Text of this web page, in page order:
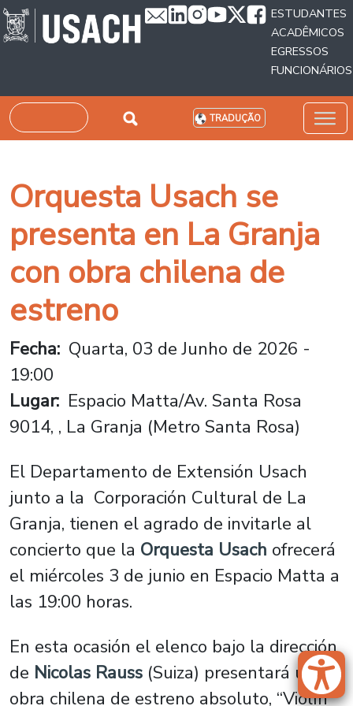
Passar para o conteúdo principal
ESTUDANTES
ACADÊMICOS
EGRESSOS
FUNCIONÁRIOS
Pesquisar TRADUÇÃO
Orquesta Usach se
presenta en La Granja
con obra chilena de
estreno
Fecha Quarta, 03 de Junho de 2026 -
19:00
Lugar Espacio Matta/Av. Santa Rosa
9014, , La Granja (Metro Santa Rosa)
El Departamento de Extensión Usach
junto a la Corporación Cultural de La
Granja, tienen el agrado de invitarle al
concierto que la Orquesta Usach ofrecerá
el miércoles 3 de junio en Espacio Matta a
las 19:00 horas.
En esta ocasión el elenco bajo la dirección
de Nicolas Rauss (Suiza) presentará una
obra chilena de estreno absoluto, “Violín